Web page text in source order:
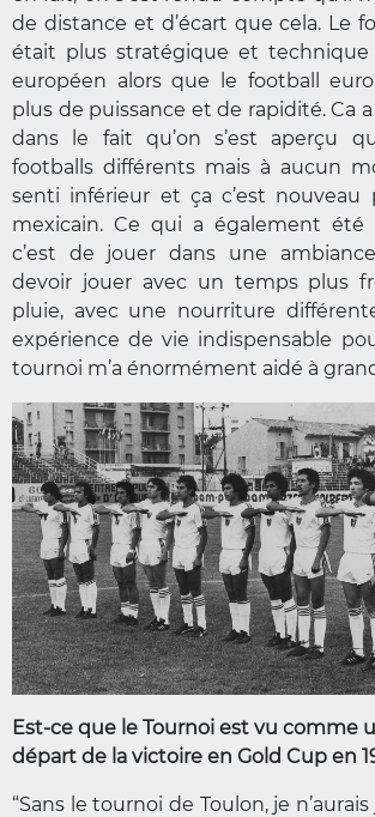
de distance et d’écart que cela. Le
était plus stratégique et technique
européen alors que le football
plus de puissance et de rapidité. Ca
dans le fait qu’on s’est aperçu
footballs différents mais à aucun
senti inférieur et ça c’est nouveau
mexicain. Ce qui a également été
c’est de jouer dans une
devoir jouer avec un temps plus
pluie, avec une nourriture
expérience de vie indispensable
tournoi m’a énormément aidé à
Est-ce que le Tournoi est vu comme
départ de la victoire en Gold Cup en
“Sans le tournoi de Toulon, je